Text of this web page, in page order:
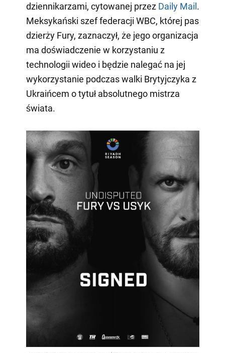
dziennikarzami, cytowanej przez Daily Mail.
Meksykański szef federacji WBC, której pas
dzierży Fury, zaznaczył, że jego organizacja
ma doświadczenie w korzystaniu z
technologii wideo i będzie nalegać na jej
wykorzystanie podczas walki Brytyjczyka z
Ukraińcem o tytuł absolutnego mistrza
świata.